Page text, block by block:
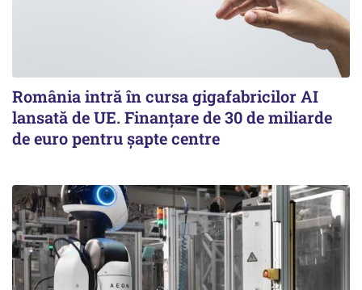
România intră în cursa gigafabricilor AI
lansată de UE. Finanțare de 30 de miliarde
de euro pentru șapte centre